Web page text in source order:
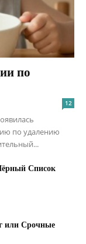
по
12
по удалению
Список
или Срочные